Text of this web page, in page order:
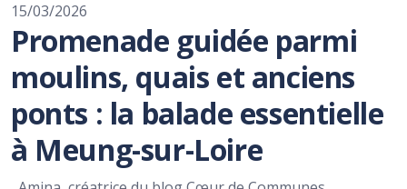
15/03/2026
Promenade guidée parmi
moulins, quais et anciens
ponts : la balade essentielle
à Meung-sur-Loire